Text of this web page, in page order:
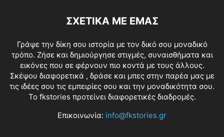
ΣΧΕΤΙΚΑ ΜΕ ΕΜΑΣ
Γράψε την δίκη σου ιστορία με τον δικό σου μοναδικό
τρόπο. Ζήσε και δημιούργησε στιγμές, συναισθήματα και
εικόνες που σε φέρνουν πιο κοντά με τους άλλους.
Σκέψου διαφορετικά , δράσε και μπες στην παρέα μας με
τις ιδέες σου τις εμπειρίες σου και την μοναδικότητα σου.
Το fkstories προτείνει διαφορετικές διαδρομές.
Επικοινωνία: info@fkstories.gr